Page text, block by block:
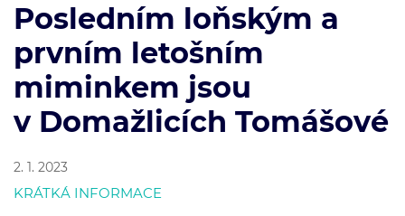
Posledním loňským a
prvním letošním
miminkem jsou
v Domažlicích Tomášové
2. 1. 2023
KRÁTKÁ INFORMACE